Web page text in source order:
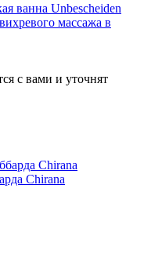
ванна Unbescheiden
массажа в
с вами и уточнят
Chirana